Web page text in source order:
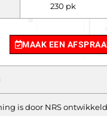
230 pk
MAAK EEN
is door NRS